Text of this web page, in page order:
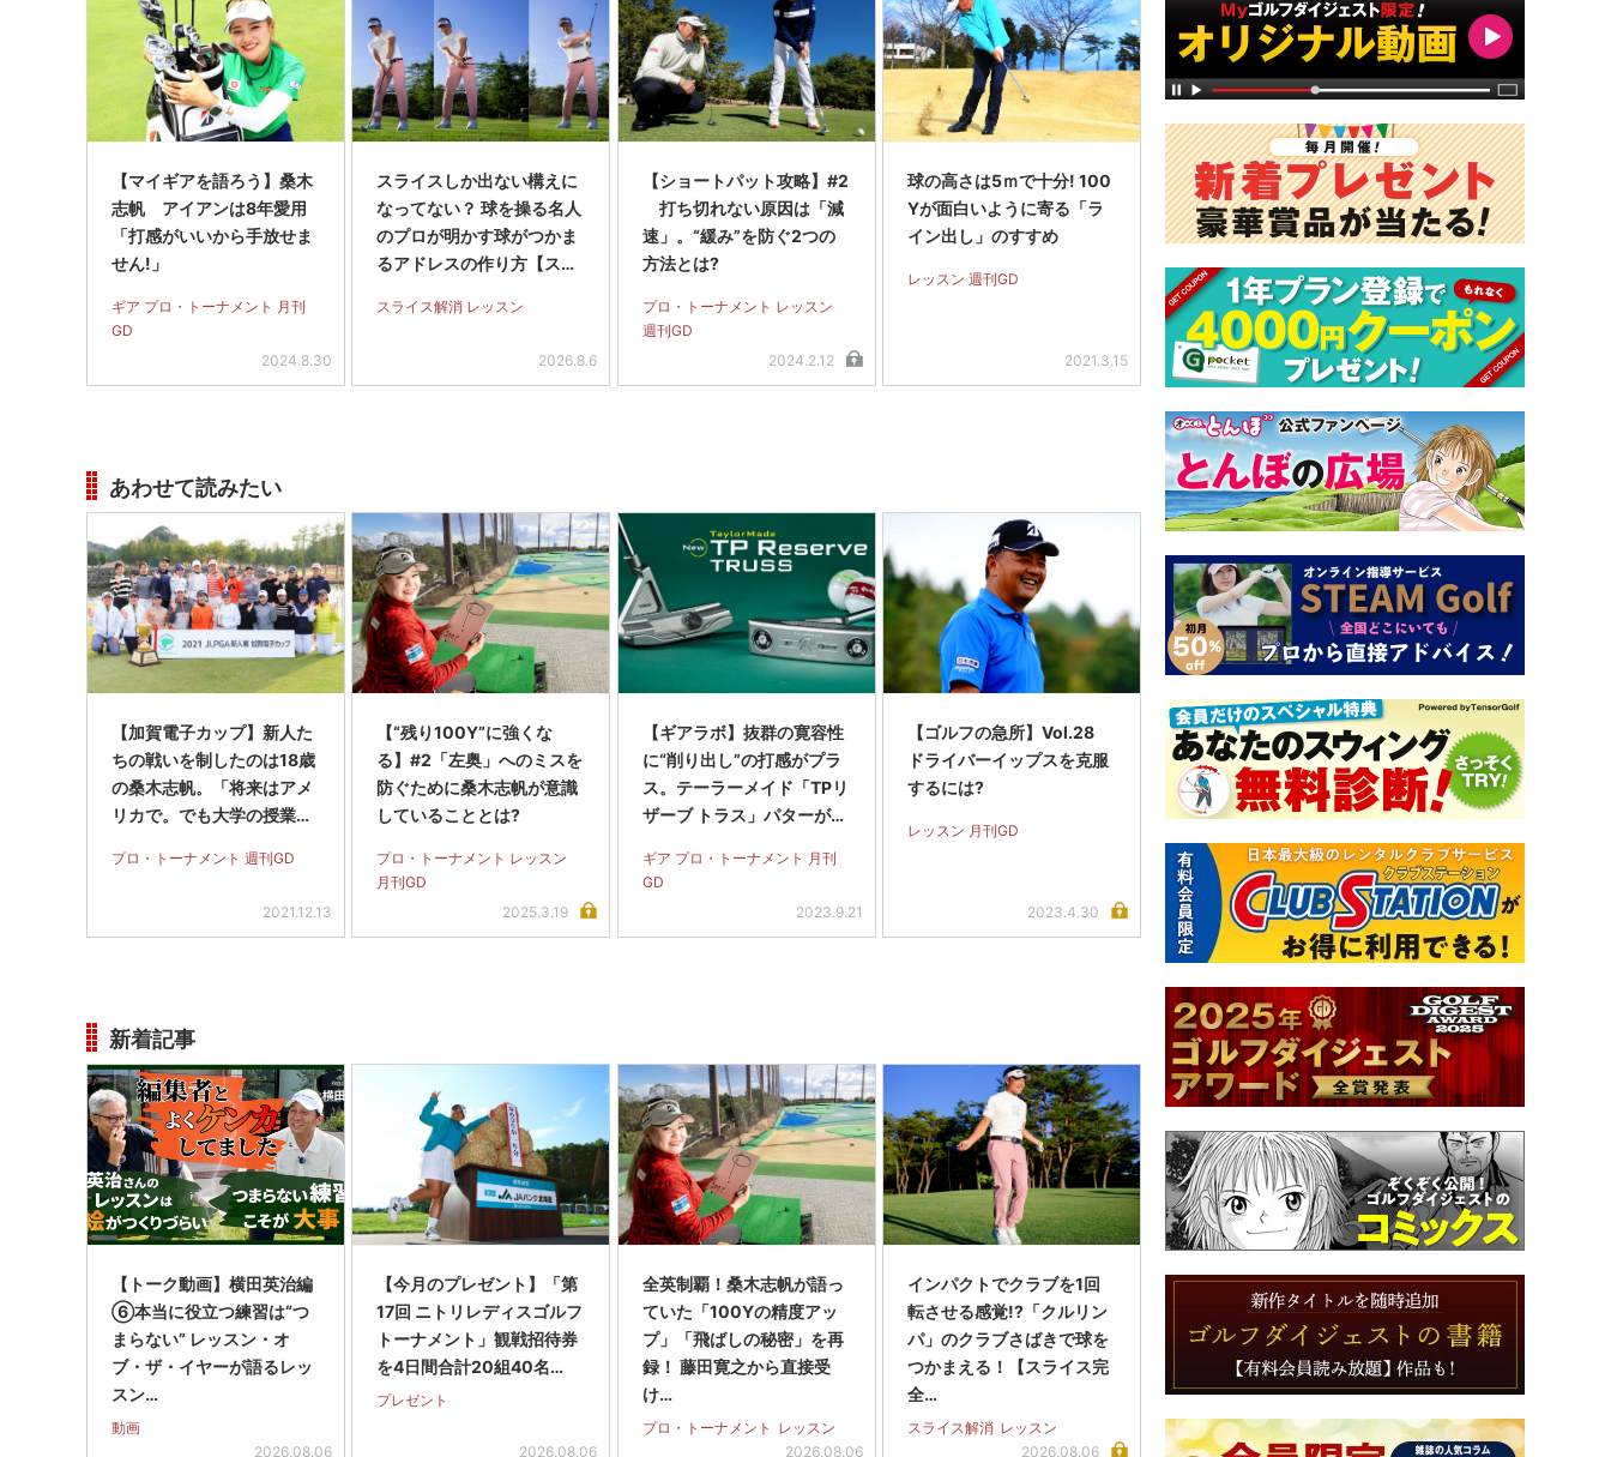
【マイギアを語ろう】桑木
志帆 アイアンは8年愛用
「打感がいいから手放せま
せん!」
ギア プロ・トーナメント 月刊
GD
2024.8.30
スライスしか出ない構えに
なってない？ 球を操る名人
のプロが明かす球がつかま
るアドレスの作り方【スラ
スライス解消 レッスン
2026.8.6
【ショートパット攻略】#2
打ち切れない原因は「減
速」。“緩み”を防ぐ2つの
方法とは?
プロ・トーナメント レッスン
週刊GD
2024.2.12
球の高さは5ｍで十分! 100
Yが面白いように寄る「ラ
イン出し」のすすめ
レッスン 週刊GD
2021.3.15
あわせて読みたい
【加賀電子カップ】新人た
ちの戦いを制したのは18歳
の桑木志帆。「将来はアメ
リカで。でも大学の授業に
プロ・トーナメント 週刊GD
2021.12.13
【“残り100Y”に強くな
る】#2「左奥」へのミスを
防ぐために桑木志帆が意識
していることとは?
プロ・トーナメント レッスン
月刊GD
2025.3.19
【ギアラボ】抜群の寛容性
に“削り出し”の打感がプラ
ス。テーラーメイド「TPリ
ザーブ トラス」パターがプ
ギア プロ・トーナメント 月刊
GD
2023.9.21
【ゴルフの急所】Vol.28
ドライバーイップスを克服
するには?
レッスン 月刊GD
2023.4.30
新着記事
【トーク動画】横田英治編
⑥本当に役立つ練習は“つ
まらない” レッスン・オ
ブ・ザ・イヤーが語るレッ
スン…
動画
2026.08.06
【今月のプレゼント】「第
17回 ニトリレディスゴルフ
トーナメント」観戦招待券
を4日間合計20組40名…
プレゼント
2026.08.06
全英制覇！桑木志帆が語っ
ていた「100Yの精度アッ
プ」「飛ばしの秘密」を再
録！ 藤田寛之から直接受
け…
プロ・トーナメント レッスン
2026.08.06
インパクトでクラブを1回
転させる感覚!?「クルリン
パ」のクラブさばきで球を
つかまえる！【スライス完
全…
スライス解消 レッスン
2026.08.06